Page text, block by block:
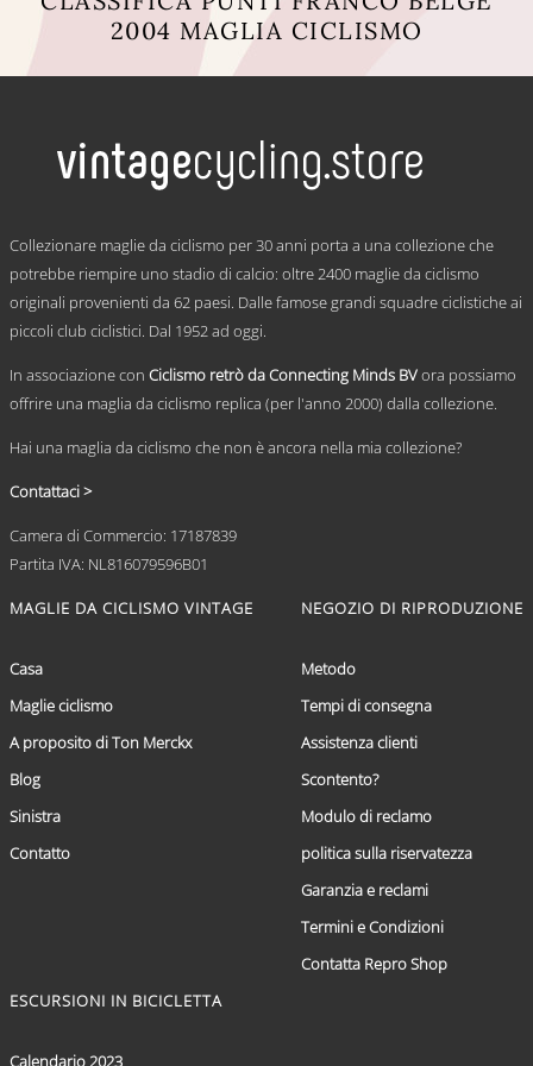
2004 MAGLIA CICLISMO
varianti.
opzioni
essere
nella
pagina
Collezionare maglie da ciclismo per 30 anni porta a una collezione che
potrebbe riempire uno stadio di calcio: oltre 2400 maglie da ciclismo
originali provenienti da 62 paesi. Dalle famose grandi squadre ciclistiche ai
piccoli club ciclistici. Dal 1952 ad oggi.
In associazione con Ciclismo retrò da Connecting Minds BVora possiamo
offrire una maglia da ciclismo replica (per l'anno 2000) dalla collezione.
Hai una maglia da ciclismo che non è ancora nella mia collezione?
Contattaci >
Camera di Commercio: 17187839
Partita IVA: NL816079596B01
MAGLIE DA CICLISMO VINTAGE
Casa
Maglie ciclismo
A proposito di Ton Merckx
Blog
Sinistra
Contatto
NEGOZIO DI RIPRODUZIONE
Metodo
Tempi di consegna
Assistenza clienti
Scontento?
Modulo di reclamo
politica sulla riservatezza
Garanzia e reclami
Termini e Condizioni
Contatta Repro Shop
ESCURSIONI IN BICICLETTA
Calendario 2023